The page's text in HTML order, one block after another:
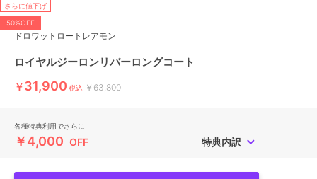
さらに値下げ
50%OFF
ドロワットロートレアモン
ロイヤルジーロンリバーロングコート
￥31,900 税込 ￥63,800
各種特典利用でさらに
￥4,000 OFF 特典内訳